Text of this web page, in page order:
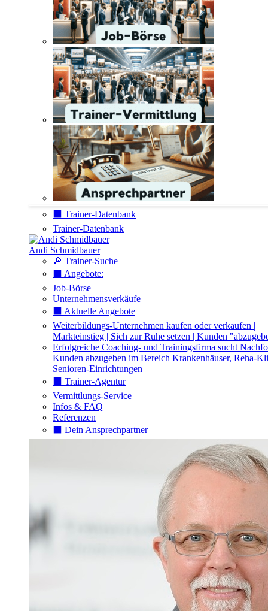
⬛️ Trainer-Datenbank
Trainer-Datenbank
Andi Schmidbauer
🔎 Trainer-Suche
⬛️ Angebote:
Job-Börse
Unternehmensverkäufe
⬛️ Aktuelle Angebote
Weiterbildungs-Unternehmen kaufen oder verkaufen |
Markteinstieg | Sich zur Ruhe setzen | Kunden
Erfolgreiche Coaching- und Trainingsfirma sucht
Kunden abzugeben im Bereich Krankenhäuser, Reha-
Senioren-Einrichtungen
⬛️ Trainer-Agentur
Vermittlungs-Service
Infos & FAQ
Referenzen
⬛️ Dein Ansprechpartner